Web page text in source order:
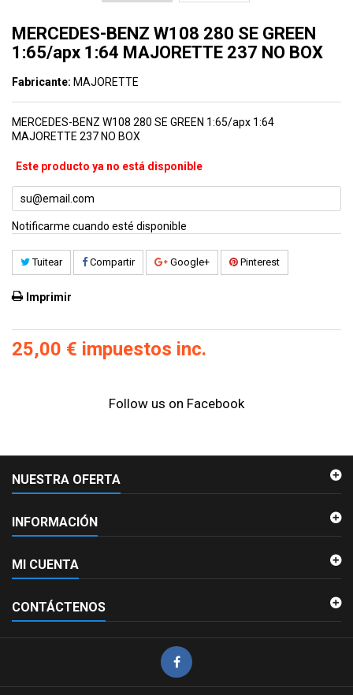
MERCEDES-BENZ W108 280 SE GREEN
1:65/apx 1:64 MAJORETTE 237 NO BOX
Fabricante: MAJORETTE
MERCEDES-BENZ W108 280 SE GREEN 1:65/apx 1:64
MAJORETTE 237 NO BOX
Este producto ya no está disponible
Notificarme cuando esté disponible
Tuitear Compartir Google+ Pinterest
Imprimir
25,00 € impuestos inc.
Follow us on Facebook
NUESTRA OFERTA
INFORMACIÓN
MI CUENTA
CONTÁCTENOS